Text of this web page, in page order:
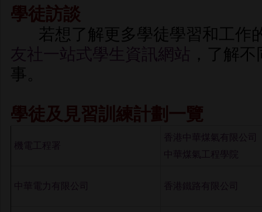
學徒訪談
若想了解更多學徒學習和工作
友社一站式學生資訊網站 ，了解
事。
學徒及見習訓練計劃一覽
機電工程署
香港中華煤氣有限公司
中華煤氣工程學院
中華電力有限公司 香港鐵路有限公司